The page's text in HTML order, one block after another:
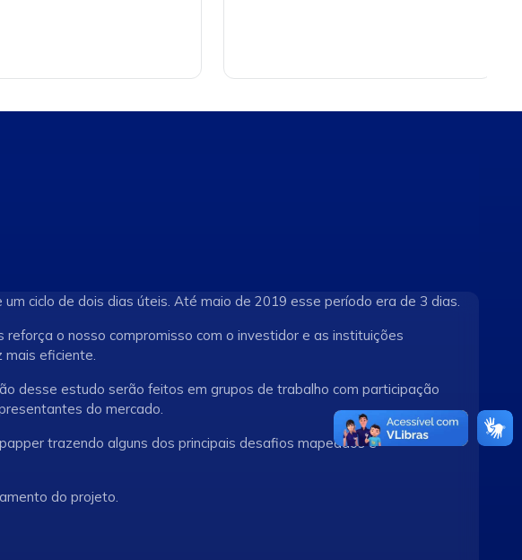
ciclo de dois dias úteis. Até maio de 2019 esse período era de 3 dias.
o nosso compromisso com o investidor e as instituições
mais eficiente.
desse estudo serão feitos em grupos de trabalho com participação
do mercado.
trazendo alguns dos principais desafios mapeados e
do projeto.